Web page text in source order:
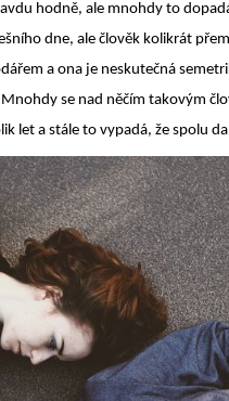
hodně, ale mnohdy to
dne, ale člověk kolikrát
a ona je neskutečná
se nad něčím takovým
let a stále to vypadá, že spolu